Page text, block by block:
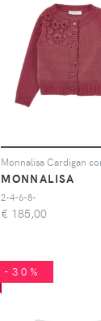
MONNALISA
2-4-6-8-
€ 185,00
-30%